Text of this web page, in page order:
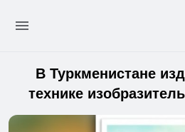
В Туркменистане
технике